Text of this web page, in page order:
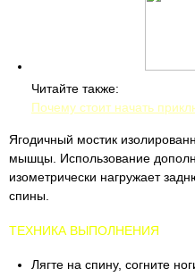
Читайте также:
Почему стоит начать
Ягодичный мостик
мышцы. Использование
изометрически нагружает
спины.
ТЕХНИКА ВЫПОЛНЕНИЯ
Лягте на спину, согните